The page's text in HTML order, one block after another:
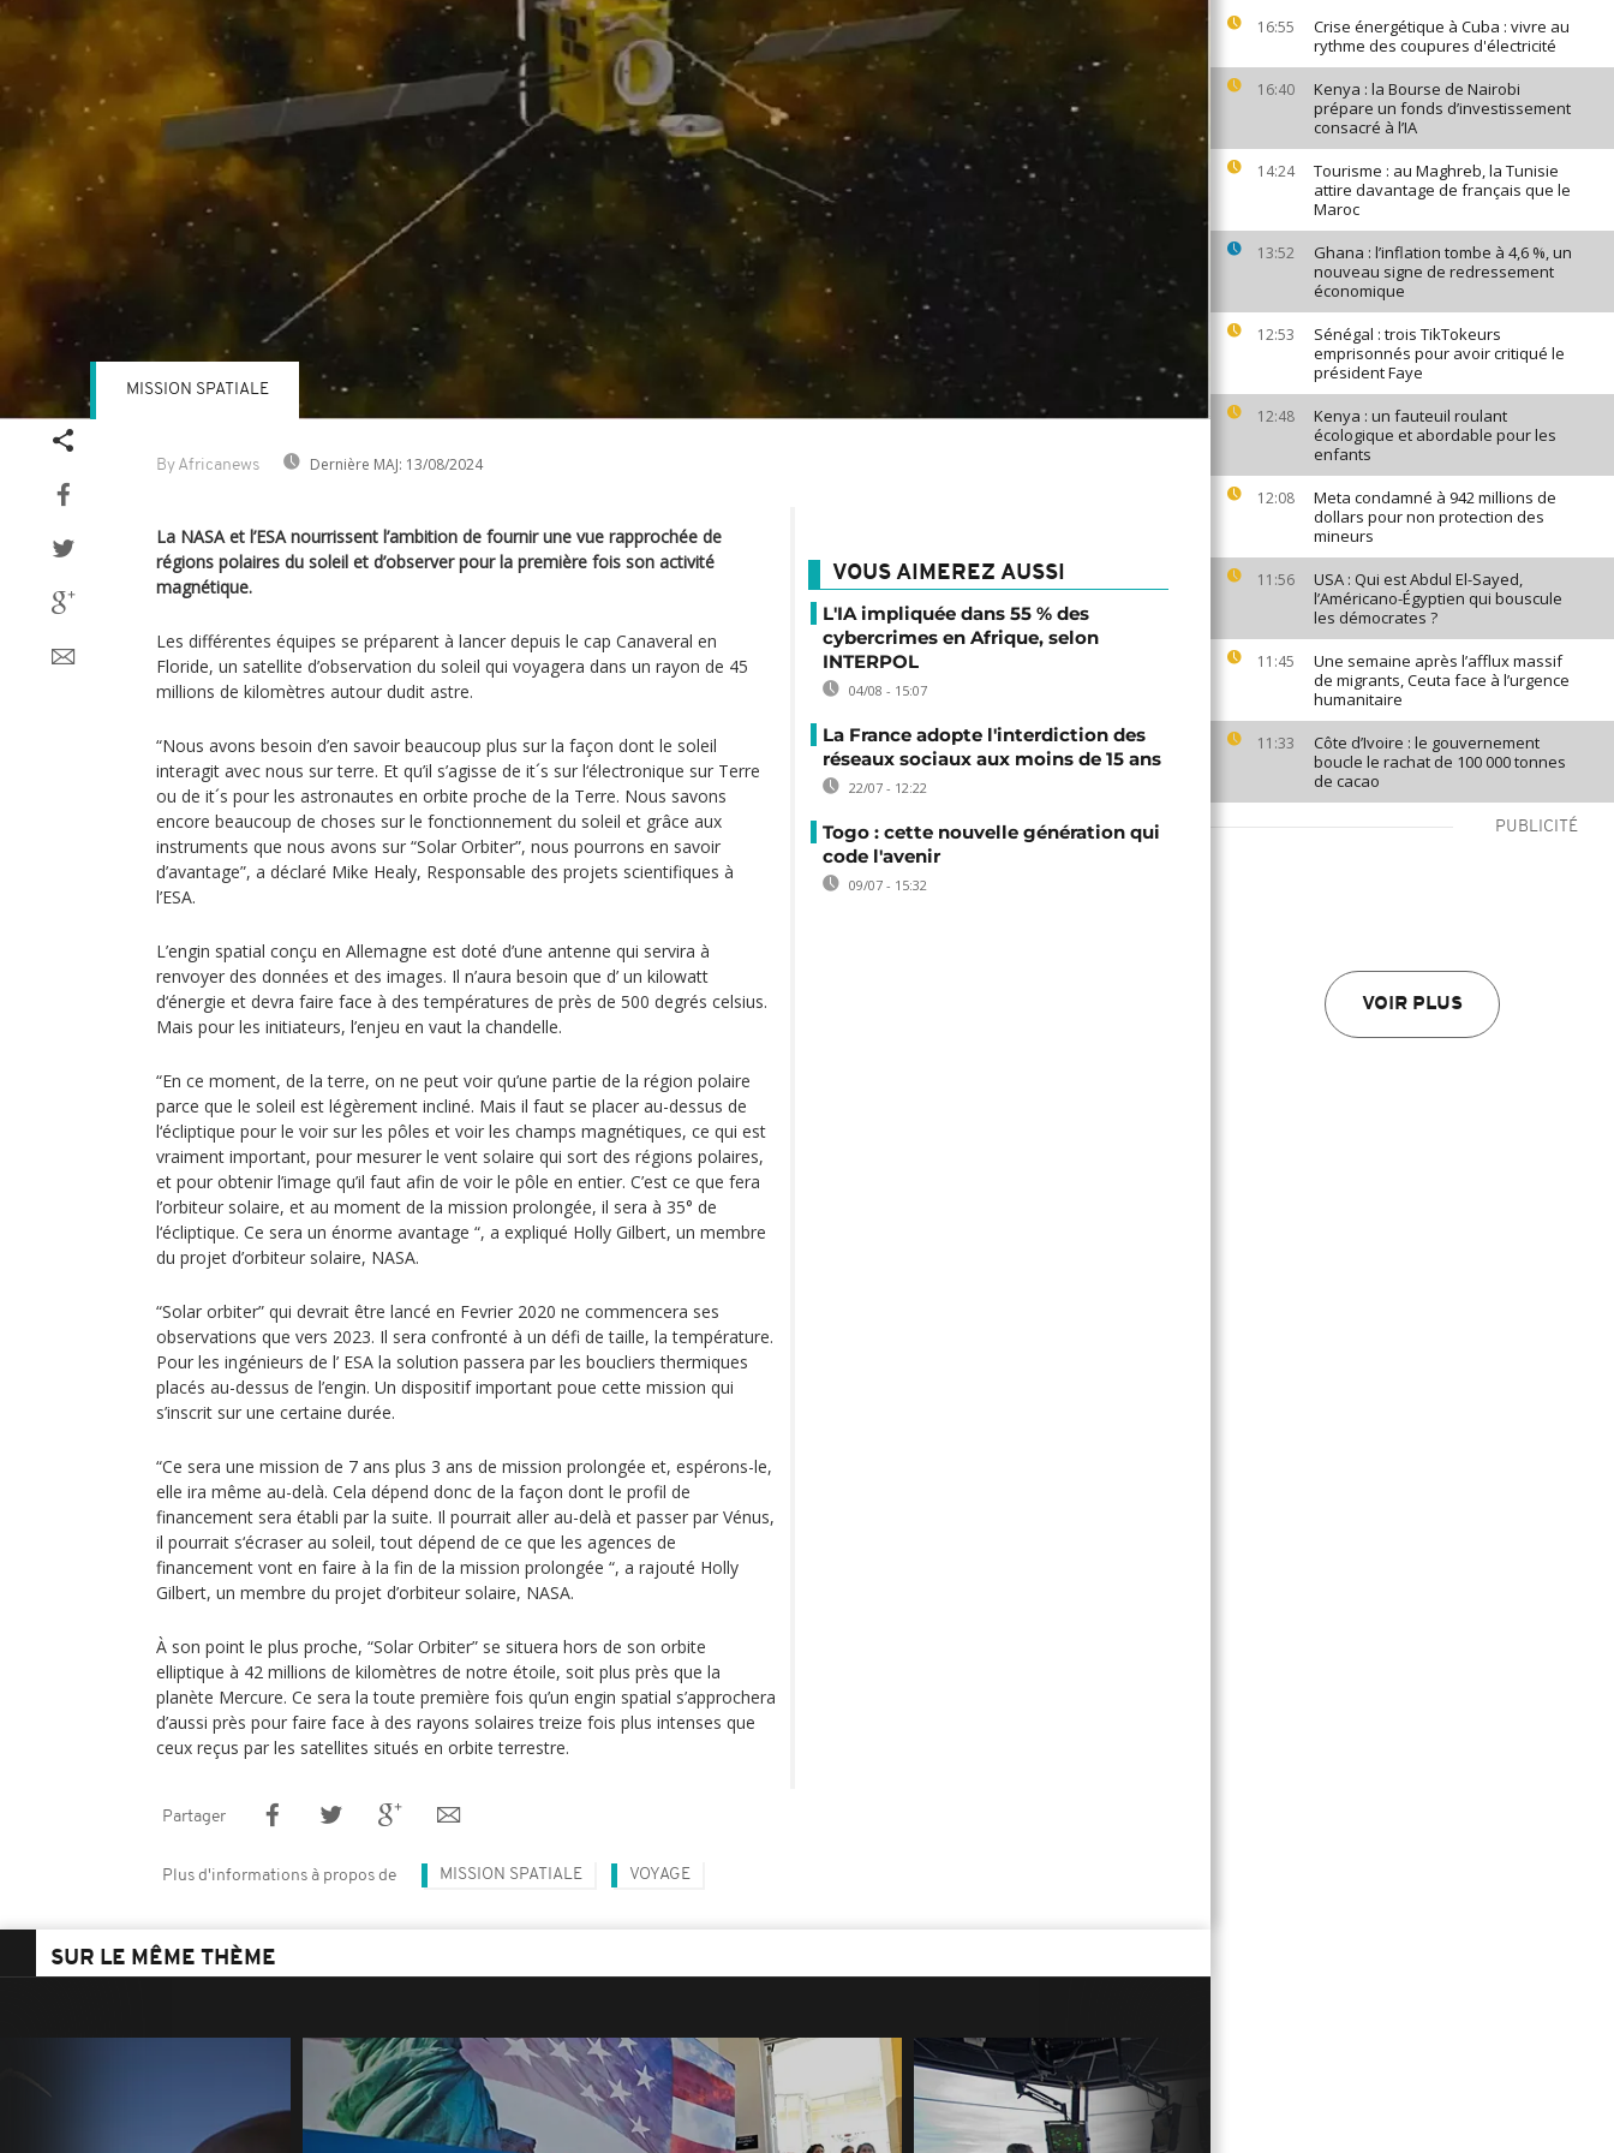
16:55
Crise énergétique à Cuba : vivre au
rythme des coupures d'électricité
16:40
Kenya : la Bourse de Nairobi
prépare un fonds d’investissement
consacré à l’IA
14:24
Tourisme : au Maghreb, la Tunisie
attire davantage de français que le
Maroc
13:52
Ghana : l’inflation tombe à 4,6 %, un
nouveau signe de redressement
économique
12:53
Sénégal : trois TikTokeurs
emprisonnés pour avoir critiqué le
président Faye
12:48
Kenya : un fauteuil roulant
écologique et abordable pour les
enfants
12:08
Meta condamné à 942 millions de
dollars pour non protection des
mineurs
11:56
USA : Qui est Abdul El-Sayed,
l’Américano-Égyptien qui bouscule
les démocrates ?
11:45
Une semaine après l’afflux massif
de migrants, Ceuta face à l’urgence
humanitaire
11:33
Côte d’Ivoire : le gouvernement
boucle le rachat de 100 000 tonnes
de cacao
PUBLICITÉ
VOIR PLUS
By Africanews Dernière MAJ: 13/08/2024
MISSION SPATIALE
La NASA et l’ESA nourrissent l’ambition de fournir une vue rapprochée de
régions polaires du soleil et d’observer pour la première fois son activité
magnétique.
Les différentes équipes se préparent à lancer depuis le cap Canaveral en
Floride, un satellite d’observation du soleil qui voyagera dans un rayon de 45
millions de kilomètres autour dudit astre.
“Nous avons besoin d’en savoir beaucoup plus sur la façon dont le soleil
interagit avec nous sur terre. Et qu’il s’agisse de it´s sur l‘électronique sur Terre
ou de it´s pour les astronautes en orbite proche de la Terre. Nous savons
encore beaucoup de choses sur le fonctionnement du soleil et grâce aux
instruments que nous avons sur “Solar Orbiter”, nous pourrons en savoir
d’avantage”, a déclaré Mike Healy, Responsable des projets scientifiques à
l’ESA.
L’engin spatial conçu en Allemagne est doté d’une antenne qui servira à
renvoyer des données et des images. Il n’aura besoin que d’ un kilowatt
d‘énergie et devra faire face à des températures de près de 500 degrés celsius.
Mais pour les initiateurs, l’enjeu en vaut la chandelle.
“En ce moment, de la terre, on ne peut voir qu’une partie de la région polaire
parce que le soleil est légèrement incliné. Mais il faut se placer au-dessus de
l‘écliptique pour le voir sur les pôles et voir les champs magnétiques, ce qui est
vraiment important, pour mesurer le vent solaire qui sort des régions polaires,
et pour obtenir l’image qu’il faut afin de voir le pôle en entier. C’est ce que fera
l’orbiteur solaire, et au moment de la mission prolongée, il sera à 35° de
l‘écliptique. Ce sera un énorme avantage “, a expliqué Holly Gilbert, un membre
du projet d’orbiteur solaire, NASA.
“Solar orbiter” qui devrait être lancé en Fevrier 2020 ne commencera ses
observations que vers 2023. Il sera confronté à un défi de taille, la température.
Pour les ingénieurs de l’ ESA la solution passera par les boucliers thermiques
placés au-dessus de l’engin. Un dispositif important poue cette mission qui
s’inscrit sur une certaine durée.
“Ce sera une mission de 7 ans plus 3 ans de mission prolongée et, espérons-le,
elle ira même au-delà. Cela dépend donc de la façon dont le profil de
financement sera établi par la suite. Il pourrait aller au-delà et passer par Vénus,
il pourrait s‘écraser au soleil, tout dépend de ce que les agences de
financement vont en faire à la fin de la mission prolongée “, a rajouté Holly
Gilbert, un membre du projet d’orbiteur solaire, NASA.
À son point le plus proche, “Solar Orbiter” se situera hors de son orbite
elliptique à 42 millions de kilomètres de notre étoile, soit plus près que la
planète Mercure. Ce sera la toute première fois qu’un engin spatial s’approchera
d’aussi près pour faire face à des rayons solaires treize fois plus intenses que
ceux reçus par les satellites situés en orbite terrestre.
VOUS AIMEREZ AUSSI
L'IA impliquée dans 55 % des
cybercrimes en Afrique, selon
INTERPOL
04/08 - 15:07
La France adopte l'interdiction des
réseaux sociaux aux moins de 15 ans
22/07 - 12:22
Togo : cette nouvelle génération qui
code l'avenir
09/07 - 15:32
Partager
Plus d'informations à propos de MISSION SPATIALE VOYAGE
SUR LE MÊME THÈME